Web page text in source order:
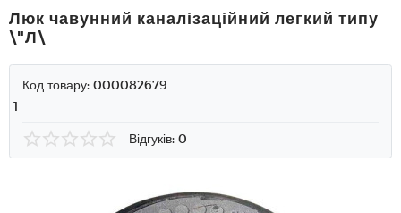
Люк чавунний каналізаційний легкий типу
\"Л\
Код товару: 000082679
1
Відгуків: 0